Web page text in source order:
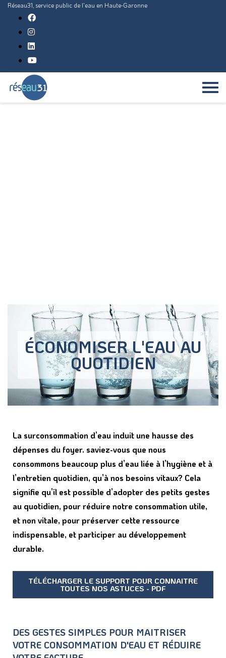
Réseau31, service public de l'eau en Haute-Garonne
ÉCONOMISER L'EAU AU
QUOTIDIEN
La surconsommation d’eau induit une hausse des
dépenses du foyer. saviez-vous que nous
consommons beaucoup plus d’eau liée à l’hygiène et à
l’entretien quotidien, qu’à nos besoins vitaux? Cela
signifie qu’il est possible d’adopter des petits gestes
au quotidien, pour réduire notre consommation utile,
et non vitale, pour préserver cette ressource
indispensable, et participer au développement
durable.
TÉLÉCHARGER LE SUPPORT POUR CONNAITRE
TOUTES NOS ASTUCES - PDF
DES GESTES SIMPLES POUR MAITRISER
VOTRE CONSOMMATION D'EAU ET RÉDUIRE